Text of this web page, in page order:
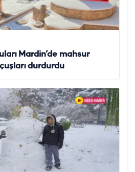
Mardin’de mahsur
durdurdu